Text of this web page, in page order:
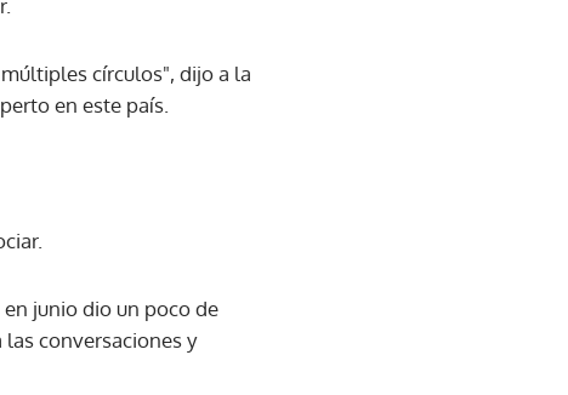
círculos", dijo a la
en este país.
junio dio un poco de
conversaciones y